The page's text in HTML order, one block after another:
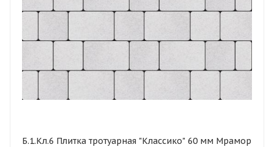
Б.1.Кл.6 Плитка тротуарная "Классико" 60 мм Мрамор